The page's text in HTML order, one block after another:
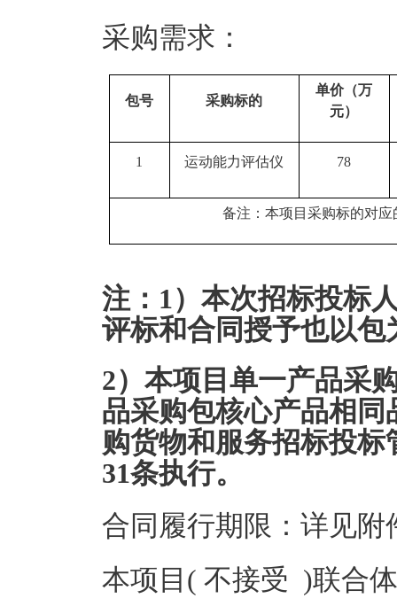
采购需求：
包号 采购标的
单价（万
元）
1 运动能力评估仪 78
备注：本项目采购标的对
注：1）本次招标投标
评标和合同授予也以包
2）本项目单一产品采
品采购包核心产品相
购货物和服务招标投
31条执行。
合同履行期限：详见附
本项目( 不接受 )联合